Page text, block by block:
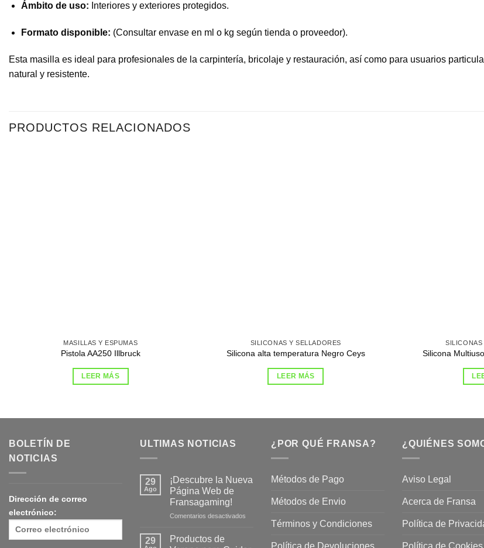
Ámbito de uso: Interiores y exteriores protegidos.
Formato disponible: (Consultar envase en ml o kg según tienda o proveedor).
Esta masilla es ideal para profesionales de la carpintería, bricolaje y restauración, así como para usuarios
natural y resistente.
PRODUCTOS RELACIONADOS
MASILLAS Y ESPUMAS
Pistola AA250 Illbruck
LEER MÁS
SILICONAS Y SELLADORES
Silicona alta temperatura Negro Ceys
LEER MÁS
SILICONAS
Silicona
BOLETÍN DE
NOTICIAS
Dirección de correo
electrónico:
ULTIMAS NOTICIAS
29
Ago
¡Descubre la Nueva
Página Web de
Fransagaming!
Comentarios desactivados
29
Productos de
¿POR QUÉ FRANSA?
Métodos de Pago
Métodos de Envio
Términos y Condiciones
Política de Devoluciones
¿QUIÉNES
Aviso Legal
Acerca de Fransa
Política de
Política de Cookies